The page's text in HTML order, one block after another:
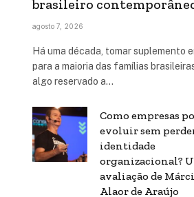
brasileiro
agosto 7, 2026
Há uma década, tomar suplemento
para a maioria das famílias
algo reservado a…
Como empresas
evoluir sem
identidade
organizacional?
avaliação de
Alaor de Araújo